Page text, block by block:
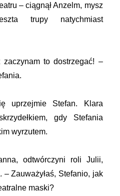
– ciągnął Anzelm, mysz
trupy natychmiast
to dostrzegać! –
uprzejmie Stefan. Klara
gdy Stefania
wyrzutem.
odtwórczyni roli Julii,
– Zauważyłaś, Stefanio, jak
maski?